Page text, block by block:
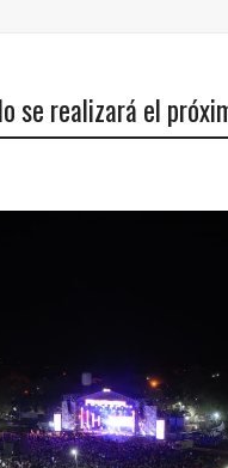
se realizará el